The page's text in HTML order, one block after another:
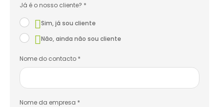
Já é o nosso cliente? *
Sim, já sou cliente
Não, ainda não sou cliente
Nome do contacto *
Nome da empresa *